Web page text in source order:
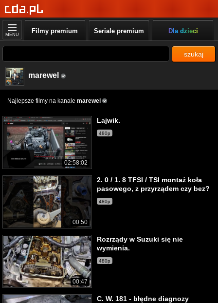
MENU Filmy premium Seriale premium Dla dzieci
szukaj
marewel
Najlepsze filmy na kanale marewel
02:58:02
Lajwik.
480p
00:50
2. 0 / 1. 8 TFSI / TSI montaż koła
pasowego, z przyrządem czy bez?
480p
00:47
Rozrządy w Suzuki się nie
wymienia.
480p
C. W. 181 - błędne diagnozy